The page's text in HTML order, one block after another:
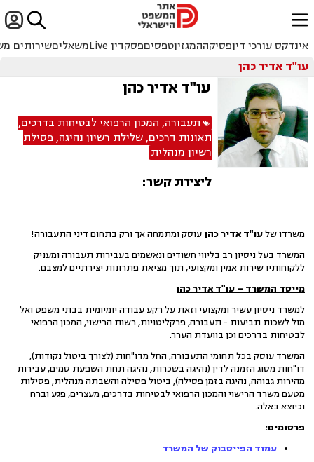

ﱐ
אינדקס עורכי דיןפסיקההמגזיןטפסיםפסקדין Live משאליםשירותים
עו"ד אדיר כהן
עו"ד אדיר כהן
תעבורה, המכון הרפואי לבטיחות בדרכים,
תאונות דרכים,שלילת רשיון נהיגה, פסילת
רשיון מנהלית
ליצירת קשר:
משרדו שלעו"ד אדיר כהן עוסק ומתמחה אך ורק בתחום דיני התעבורה!
המשרד בעל ניסיון רב בליווי חשודים ונאשמים בעבירות תעבורה ומעניק
ללקוחותיו שירות אמין ומקצועי, תוך מציאת פתרונות יצירתיים למצבם.
מייסד המשרד – עו"ד אדיר כהן
למשרד ניסיון עשיר ומקצועי וזאת על רקע עבודה יומיומית בבתי משפט ואל
מול לשכות תביעות - תעבורה, פרקליטויות, רשות הרישוי, המכון הרפואי
לבטיחות בדרכים וכן בוועדת הערר.
המשרד עוסק בכל תחומי התעבורה, החל מדו"חות (לצורך ביטול נקודות),
דו"חות מסוג הזמנה לדין (נהיגה בשכרות, נהיגה תחת השפעת סמים, עבירות
מהירות גבוהה, נהיגה בזמן פסילה), ביטול פסילה והשבתה מנהלית, פסילות
מטעם משרד הרישוי והמכון הרפואי לבטיחות בדרכים, מעצרים, פגע וברח
וכיוצא באלה.
פרסומים:
עמוד הפייסבוק של המשרד